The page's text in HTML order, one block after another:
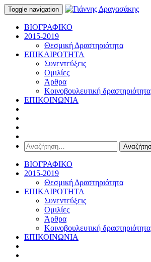
Toggle navigation
ΒΙΟΓΡΑΦΙΚΟ
2015-2019
Θεσμική Δραστηριότητα
ΕΠΙΚΑΙΡΟΤΗΤΑ
Συνεντεύξεις
Ομιλίες
Άρθρα
Κοινοβουλευτική δραστηριότητα
ΕΠΙΚΟΙΝΩΝΙΑ
Αναζήτηση
για:
ΒΙΟΓΡΑΦΙΚΟ
2015-2019
Θεσμική Δραστηριότητα
ΕΠΙΚΑΙΡΟΤΗΤΑ
Συνεντεύξεις
Ομιλίες
Άρθρα
Κοινοβουλευτική δραστηριότητα
ΕΠΙΚΟΙΝΩΝΙΑ